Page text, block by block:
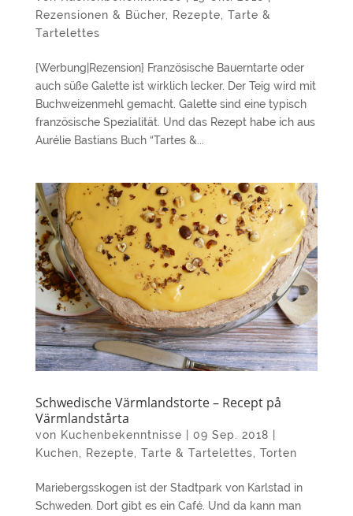
Rezensionen & Bücher, Rezepte
Tarte &
Tartelettes
{Werbung|Rezension} Französische Bauerntarte oder
auch süße Galette ist wirklich lecker. Der Teig wird mit
Buchweizenmehl gemacht. Galette sind eine typisch
französische Spezialität. Und das Rezept habe ich aus
Aurélie Bastians Buch “Tartes &...
Schwedische Värmlandstorte – Recept på
Värmlandstårta
von Kuchenbekenntnisse | 09 Sep. 2018 |
Kuchen
Rezepte Tarte & Tartelettes Torten
Mariebergsskogen ist der Stadtpark von Karlstad in
Schweden. Dort gibt es ein Café. Und da kann man